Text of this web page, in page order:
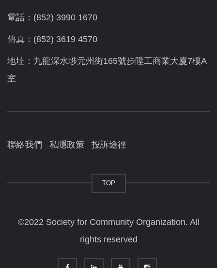
電話：(852) 3990 1670
傳真：(852) 3619 4570
地址：九龍深水埗元州街165號步陞工商業大廈7樓A
室
聯絡我們 私隱政策 投訴途徑
TOP
©2022 Society for Community Organization. All
rights reserved